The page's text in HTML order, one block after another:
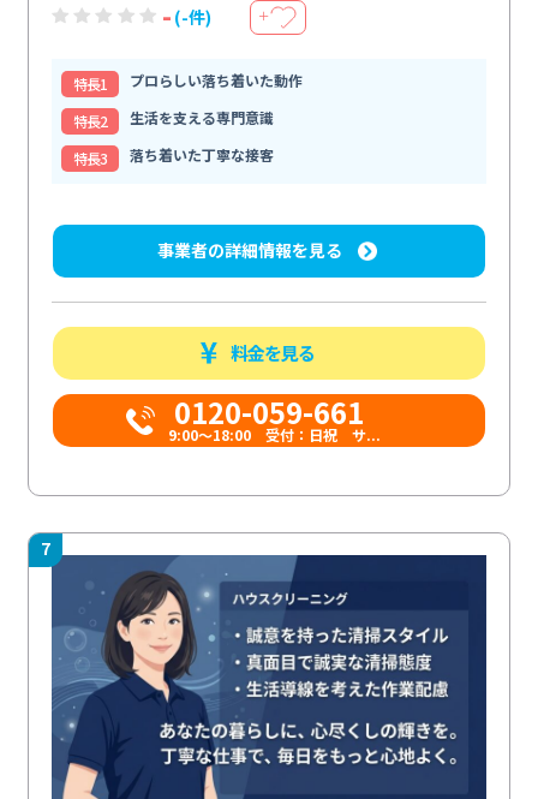
- (-件) ＋
特⻑1
プロらしい落ち着いた動作
特⻑2
生活を支える専門意識
特⻑3
落ち着いた丁寧な接客
事業者の詳細情報を見る
料金を見る
0120-059-661
9:00〜18:00 受付：日祝 サ...
7